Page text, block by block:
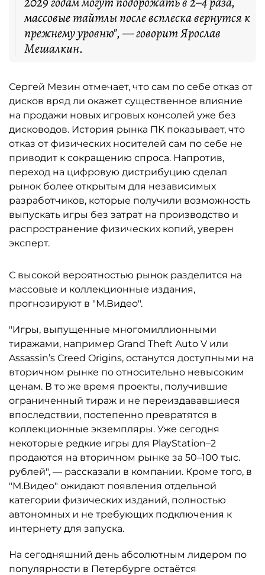
массовые тайтлы после всплеска вернутся к
прежнему уровню", — говорит Ярослав
Мешалкин.
Сергей Мезин отмечает, что сам по себе отказ от
дисков вряд ли окажет существенное влияние
на продажи новых игровых консолей уже без
дисководов. История рынка ПК показывает, что
отказ от физических носителей сам по себе не
приводит к сокращению спроса. Напротив,
переход на цифровую дистрибуцию сделал
рынок более открытым для независимых
разработчиков, которые получили возможность
выпускать игры без затрат на производство и
распространение физических копий, уверен
эксперт.
С высокой вероятностью рынок разделится на
массовые и коллекционные издания,
прогнозируют в "М.Видео".
"Игры, выпущенные многомиллионными
тиражами, например Grand Theft Auto V или
Assassin’s Creed Origins, останутся доступными на
вторичном рынке по относительно невысоким
ценам. В то же время проекты, получившие
ограниченный тираж и не переиздававшиеся
впоследствии, постепенно превратятся в
коллекционные экземпляры. Уже сегодня
некоторые редкие игры для PlayStation–2
продаются на вторичном рынке за 50–100 тыс.
рублей", — рассказали в компании. Кроме того, в
"М.Видео" ожидают появления отдельной
категории физических изданий, полностью
автономных и не требующих подключения к
интернету для запуска.
На сегодняшний день абсолютным лидером по
популярности в Петербурге остаётся